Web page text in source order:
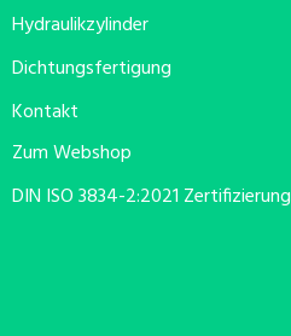
Hydraulikzylinder
Dichtungsfertigung
Kontakt
Zum Webshop
DIN ISO 3834-2:2021 Zertifizierung